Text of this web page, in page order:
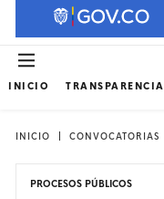
INICIO TRANSPARENCIA
INICIO CONVOCATORIAS
PROCESOS PÚBLICOS